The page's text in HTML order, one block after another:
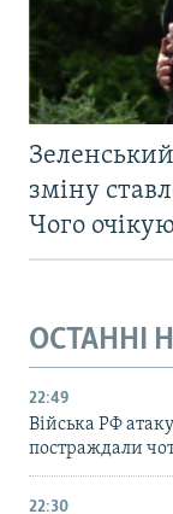
зміну
Чого
ОСТАННІ
22:49
Війська РФ
постраждали
22:30